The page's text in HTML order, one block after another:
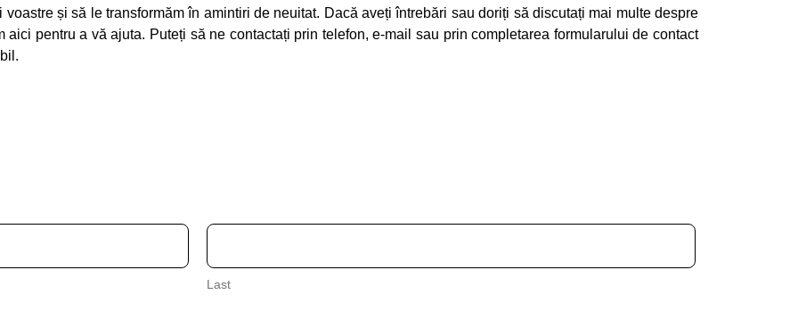
și să le transformăm în amintiri de neuitat. Dacă aveți întrebări sau doriți să discutați mai multe despre
pentru a vă ajuta. Puteți să ne contactați prin telefon, e-mail sau prin completarea formularului de contact
Last